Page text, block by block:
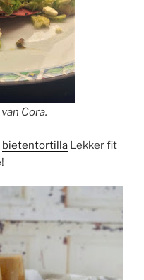
Cora.
bietentortilla Lekker fit